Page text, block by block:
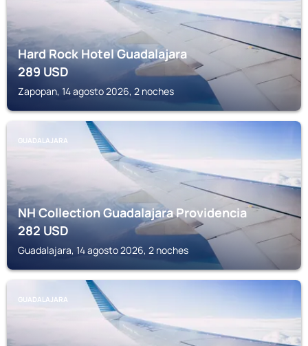
Hard Rock Hotel Guadalajara
289USD
Zapopan, 14 agosto 2026, 2 noches
GUADALAJARA
NH Collection Guadalajara Providencia
282USD
Guadalajara, 14 agosto 2026, 2 noches
GUADALAJARA